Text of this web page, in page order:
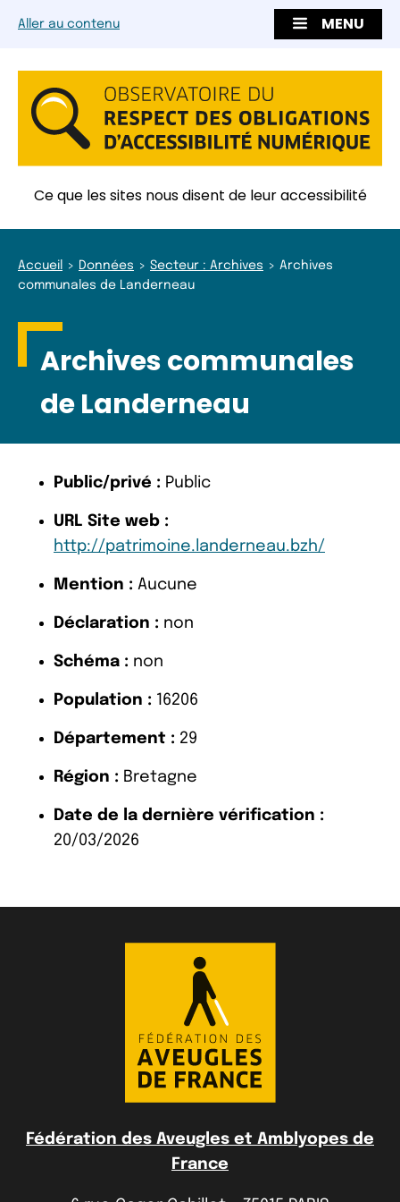
Aller au contenu MENU
Ce que les sites nous disent de leur accessibilité
Accueil Données Secteur : Archives
Archives
communales de Landerneau
Archives communales
de Landerneau
Public/privé : Public
URL Site web :
http://patrimoine.landerneau.bzh/
Mention : Aucune
Déclaration : non
Schéma : non
Population : 16206
Département : 29
Région : Bretagne
Date de la dernière vérification :
20/03/2026
Fédération des Aveugles et Amblyopes de
France